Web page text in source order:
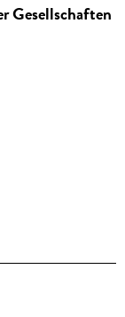
Gesellschaften